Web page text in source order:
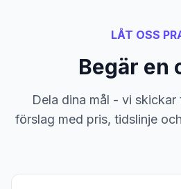
LÅT OSS
Begär en
Dela dina mål - vi
förslag med pris, tidslinje